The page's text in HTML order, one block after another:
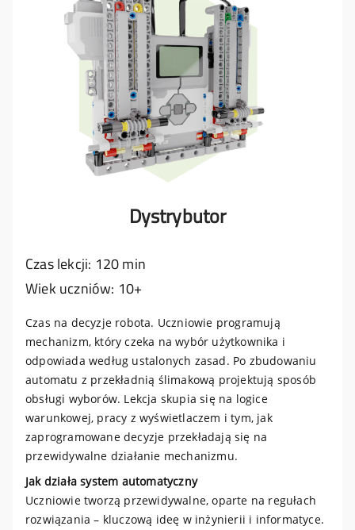
Dystrybutor
Czas lekcji: 120 min
Wiek uczniów: 10+
Czas na decyzje robota. Uczniowie programują
mechanizm, który czeka na wybór użytkownika i
odpowiada według ustalonych zasad. Po zbudowaniu
automatu z przekładnią ślimakową projektują sposób
obsługi wyborów. Lekcja skupia się na logice
warunkowej, pracy z wyświetlaczem i tym, jak
zaprogramowane decyzje przekładają się na
przewidywalne działanie mechanizmu.
Jak działa system automatyczny
Uczniowie tworzą przewidywalne, oparte na regułach
rozwiązania – kluczową ideę w inżynierii i informatyce.